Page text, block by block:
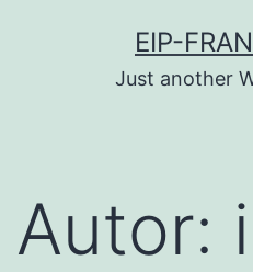
EIP-
Just another
Autor: